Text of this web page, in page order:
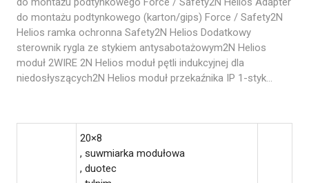
do montażu podtynkowego (karton/gips) Force / Safety2N
Helios ramka ochronna Safety2N Helios Dodatkowy
sterownik rygla ze stykiem antysabotażowym2N Helios
moduł 2WIRE 2N Helios moduł pętli indukcyjnej dla
niedosłyszących2N Helios moduł przekaźnika IP 1-styk…
20×8
, suwmiarka modułowa
, duotec